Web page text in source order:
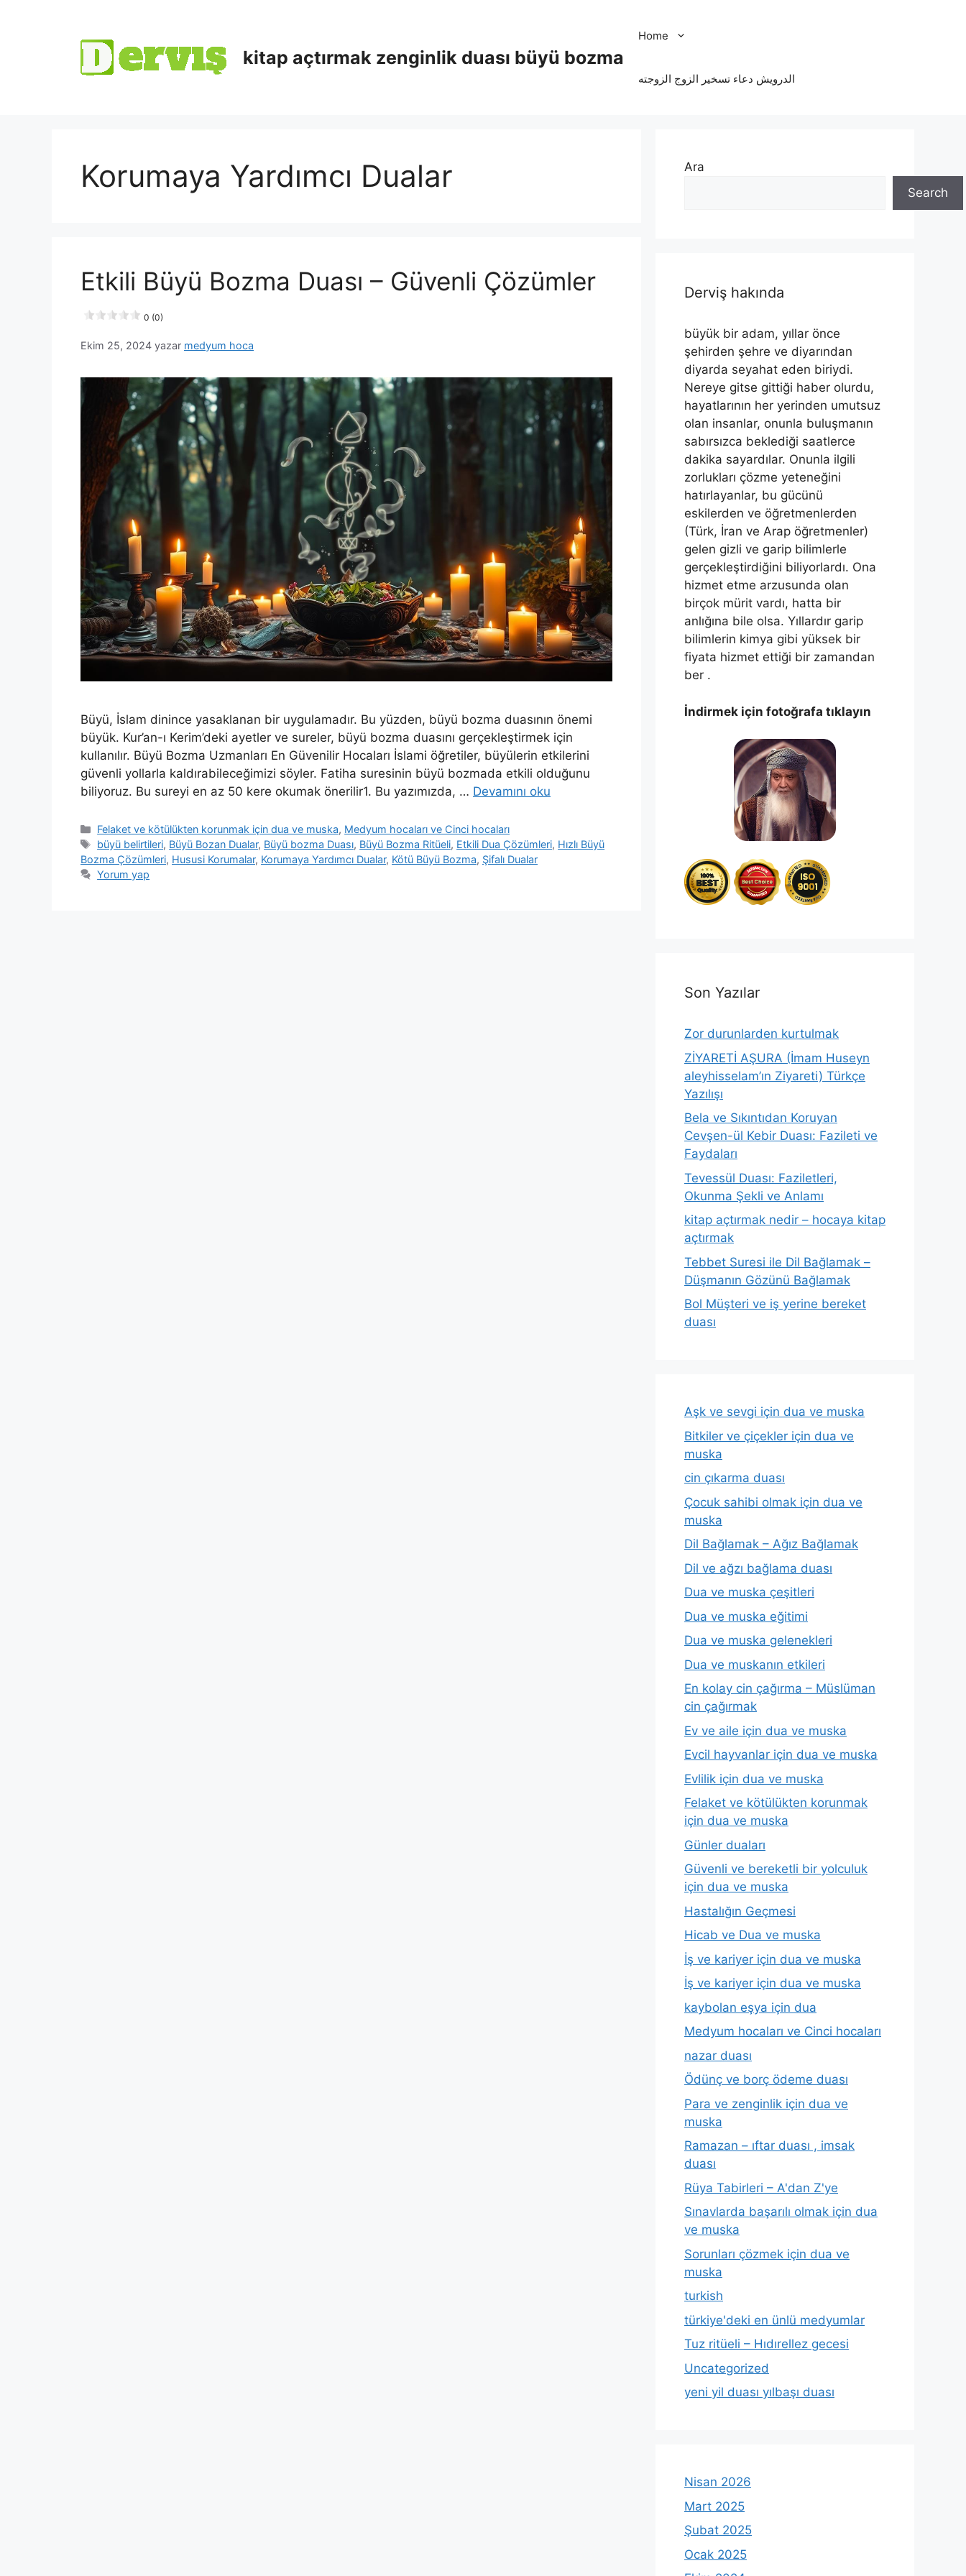
kitap açtırmak zenginlik duası büyü bozma
Home
الدرویش دعاء تسخير الزوج الزوجته
Korumaya Yardımcı Dualar
Etkili Büyü Bozma Duası – Güvenli Çözümler
0 (0)
Ekim 25, 2024 yazar medyum hoca
Büyü, İslam dinince yasaklanan bir uygulamadır. Bu yüzden, büyü bozma duasının önemi
büyük. Kur’an-ı Kerim’deki ayetler ve sureler, büyü bozma duasını gerçekleştirmek için
kullanılır. Büyü Bozma Uzmanları En Güvenilir Hocaları İslami öğretiler, büyülerin etkilerini
güvenli yollarla kaldırabileceğimizi söyler. Fatiha suresinin büyü bozmada etkili olduğunu
biliyoruz. Bu sureyi en az 50 kere okumak önerilir1. Bu yazımızda, … Devamını oku
Felaket ve kötülükten korunmak için dua ve muska, Medyum hocaları ve Cinci hocaları
büyü belirtileri, Büyü Bozan Dualar, Büyü bozma Duası, Büyü Bozma Ritüeli, Etkili Dua Çözümleri, Hızlı Büyü
Bozma Çözümleri, Hususi Korumalar, Korumaya Yardımcı Dualar, Kötü Büyü Bozma, Şifalı Dualar
Yorum yap
Ara
Search
Derviş hakında
büyük bir adam, yıllar önce
şehirden şehre ve diyarından
diyarda seyahat eden biriydi.
Nereye gitse gittiği haber olurdu,
hayatlarının her yerinden umutsuz
olan insanlar, onunla buluşmanın
sabırsızca beklediği saatlerce
dakika sayardılar. Onunla ilgili
zorlukları çözme yeteneğini
hatırlayanlar, bu gücünü
eskilerden ve öğretmenlerden
(Türk, İran ve Arap öğretmenler)
gelen gizli ve garip bilimlerle
gerçekleştirdiğini biliyorlardı. Ona
hizmet etme arzusunda olan
birçok mürit vardı, hatta bir
anlığına bile olsa. Yıllardır garip
bilimlerin kimya gibi yüksek bir
fiyata hizmet ettiği bir zamandan
ber .
İndirmek için fotoğrafa tıklayın
Son Yazılar
Zor durunlarden kurtulmak
ZİYARETİ AŞURA (İmam Huseyn
aleyhisselam’ın Ziyareti) Türkçe
Yazılışı
Bela ve Sıkıntıdan Koruyan
Cevşen-ül Kebir Duası: Fazileti ve
Faydaları
Tevessül Duası: Faziletleri,
Okunma Şekli ve Anlamı
kitap açtırmak nedir – hocaya kitap
açtırmak
Tebbet Suresi ile Dil Bağlamak –
Düşmanın Gözünü Bağlamak
Bol Müşteri ve iş yerine bereket
duası
Aşk ve sevgi için dua ve muska
Bitkiler ve çiçekler için dua ve
muska
cin çıkarma duası
Çocuk sahibi olmak için dua ve
muska
Dil Bağlamak – Ağız Bağlamak
Dil ve ağzı bağlama duası
Dua ve muska çeşitleri
Dua ve muska eğitimi
Dua ve muska gelenekleri
Dua ve muskanın etkileri
En kolay cin çağırma – Müslüman
cin çağırmak
Ev ve aile için dua ve muska
Evcil hayvanlar için dua ve muska
Evlilik için dua ve muska
Felaket ve kötülükten korunmak
için dua ve muska
Günler duaları
Güvenli ve bereketli bir yolculuk
için dua ve muska
Hastalığın Geçmesi
Hicab ve Dua ve muska
İş ve kariyer için dua ve muska
İş ve kariyer için dua ve muska
kaybolan eşya için dua
Medyum hocaları ve Cinci hocaları
nazar duası
Ödünç ve borç ödeme duası
Para ve zenginlik için dua ve
muska
Ramazan – ıftar duası , imsak
duası
Rüya Tabirleri – A'dan Z'ye
Sınavlarda başarılı olmak için dua
ve muska
Sorunları çözmek için dua ve
muska
turkish
türkiye'deki en ünlü medyumlar
Tuz ritüeli – Hıdırellez gecesi
Uncategorized
yeni yil duası yılbaşı duası
Nisan 2026
Mart 2025
Şubat 2025
Ocak 2025